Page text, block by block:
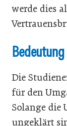
werde dies
Die
für den
Solange die
ungeklärt